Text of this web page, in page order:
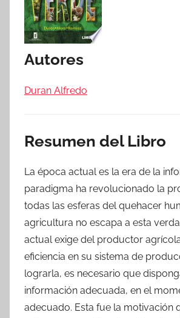
Autores
Duran Alfredo
Resumen del Libro
La época actual es la era de la
paradigma ha revolucionado la
todas las esferas del quehacer
agricultura no escapa a esta
actual exige del productor
eficiencia en su sistema de
lograrla, es necesario que
información adecuada, en el
adecuado. Esta fue la motivación